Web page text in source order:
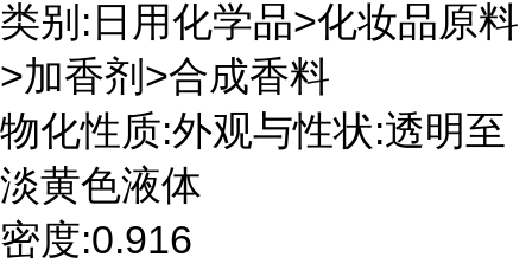
类别:日用化学品>化妆品原料
>加香剂>合成香料
物化性质:外观与性状:透明至
淡黄色液体
密度:0.916